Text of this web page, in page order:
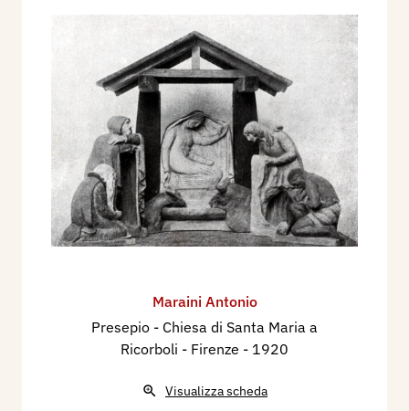
Maraini Antonio
Presepio - Chiesa di Santa Maria a
Ricorboli - Firenze - 1920
Visualizza scheda